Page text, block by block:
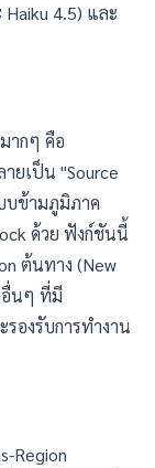
Haiku 4.5) และ
ากๆ คือ
ยเป็น "Source
บข้ามภูมิภาค
ด้วย ฟังก์ชันนี้
ต้นทาง (New
อื่นๆ ที่มี
องรับการทำงาน
Region